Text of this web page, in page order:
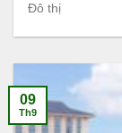
Đô thị
09
Th9